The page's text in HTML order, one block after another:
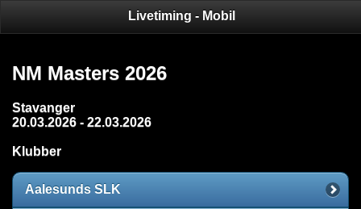
Livetiming - Mobil
NM Masters 2026
Stavanger
20.03.2026 - 22.03.2026
Klubber
Aalesunds SLK